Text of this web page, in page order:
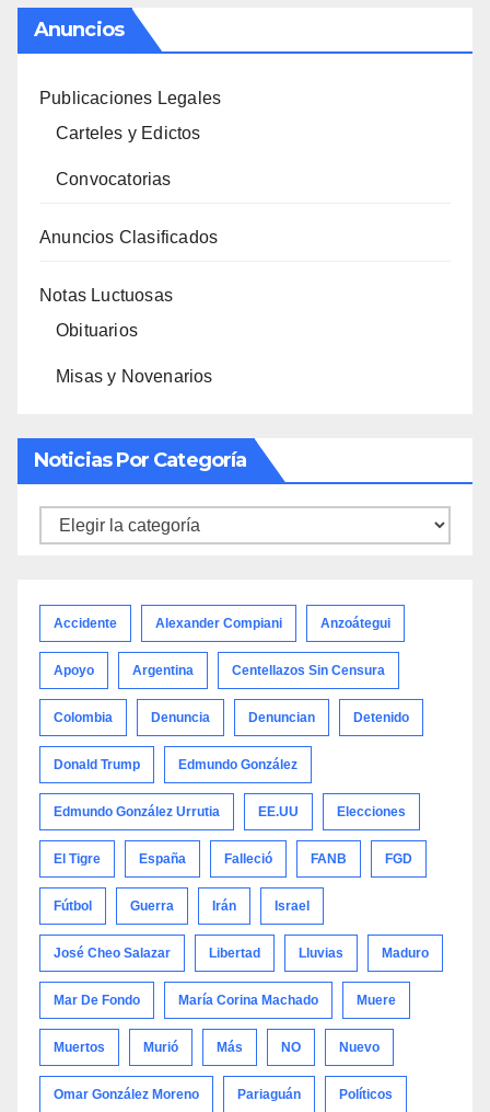
Anuncios
Publicaciones Legales
Carteles y Edictos
Convocatorias
Anuncios Clasificados
Notas Luctuosas
Obituarios
Misas y Novenarios
Noticias Por Categoría
Noticias
Accidente Alexander Compiani Anzoátegui
Apoyo Argentina Centellazos Sin Censura
Colombia Denuncia Denuncian Detenido
Donald Trump Edmundo González
Edmundo González Urrutia EE.UU Elecciones
El Tigre España Falleció FANB FGD
Fútbol Guerra Irán Israel
José Cheo Salazar Libertad Lluvias Maduro
Mar De Fondo María Corina Machado Muere
Muertos Murió Más NO Nuevo
Omar González Moreno Pariaguán Políticos